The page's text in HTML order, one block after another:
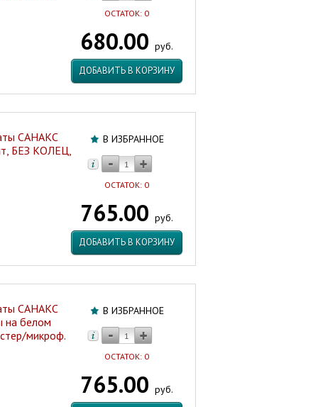
ОСТАТОК: 0
680.00 руб.
ДОБАВИТЬ В КОРЗИНУ
В ИЗБРАННОЕ
ОСТАТОК: 0
765.00 руб.
ДОБАВИТЬ В КОРЗИНУ
САНАКС
БЕЗ КОЛЕЦ,
В ИЗБРАННОЕ
ОСТАТОК: 0
765.00 руб.
САНАКС
на белом
микроф.